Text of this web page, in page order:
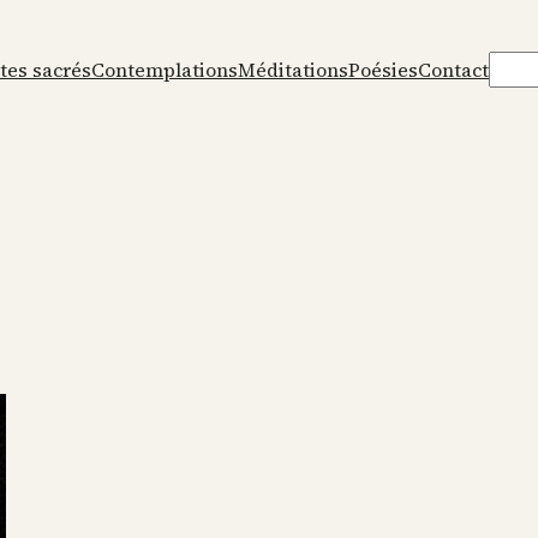
sacrésContemplationsMéditationsPoésiesContact